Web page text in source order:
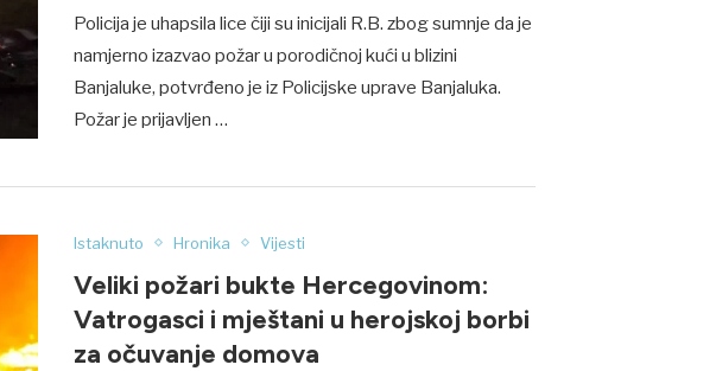
Policija je uhapsila lice čiji su inicijali R.B. zbog sumnje da je
namjerno izazvao požar u porodičnoj kući u blizini
Banjaluke, potvrđeno je iz Policijske uprave Banjaluka.
Požar je prijavljen …
Istaknuto Hronika Vijesti
Veliki požari bukte Hercegovinom:
Vatrogasci i mještani u herojskoj borbi
za očuvanje domova